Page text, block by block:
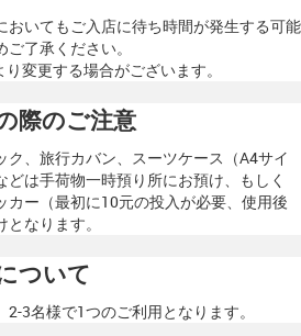
いてもご入店に待ち時間が発生する可能
了承ください。
変更する場合がございます。
際のご注意
、旅行カバン、スーツケース（A4サイ
は手荷物一時預り所にお預け、もしく
カー（最初に10元の投入が必要、使用後
なります。
ついて
3名様で1つのご利用となります。